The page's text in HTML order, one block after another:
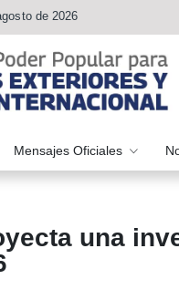
de 2026
Mensajes Oficiales
una